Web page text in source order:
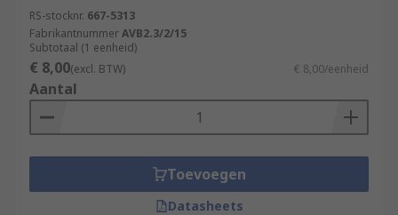
RS-stocknr. 667-5313
FabrikantnummerAVB2.3/2/15
Subtotaal (1 eenheid)
€ 8,00(excl. BTW) € 8,00/eenheid
Aantal
Toevoegen
Datasheets